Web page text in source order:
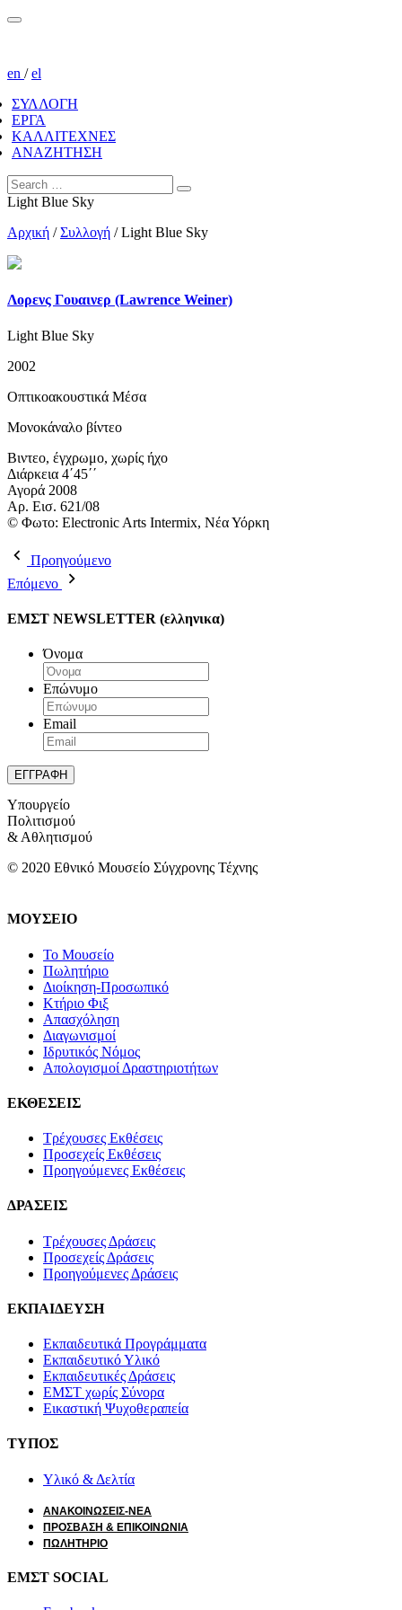
en /el
ΣΥΛΛΟΓΗ
ΕΡΓΑ
ΚΑΛΛΙΤΕΧΝΕΣ
ΑΝΑΖΗΤΗΣΗ
Light Blue Sky
Αρχική /Συλλογή /Light Blue Sky
Λορενς Γουαινερ (Lawrence Weiner)
Light Blue Sky
2002
Οπτικοακουστικά Μέσα
Μονοκάναλο βίντεο
Βιντεο, έγχρωμο, χωρίς ήχο
Διάρκεια 4΄45΄΄
Αγορά 2008
Aρ. Εισ. 621/08
© Φωτο: Electronic Arts Intermix, Νέα Υόρκη
Προηγούμενο
Επόμενο
ΕΜΣΤ NEWSLETTER (ελληνικα)
Όνομα
Επώνυμο
Email
Υπουργείο
Πολιτισμού
& Αθλητισμού
© 2020 Εθνικό Μουσείο Σύγχρονης Τέχνης
ΜΟΥΣΕΙΟ
Το Μουσείο
Πωλητήριο
Διοίκηση-Προσωπικό
Κτήριο Φιξ
Απασχόληση
Διαγωνισμοί
Ιδρυτικός Νόμος
Απολογισμοί Δραστηριοτήτων
ΕΚΘΕΣΕΙΣ
Τρέχουσες Εκθέσεις
Προσεχείς Εκθέσεις
Προηγούμενες Εκθέσεις
ΔΡΑΣΕΙΣ
Τρέχουσες Δράσεις
Προσεχείς Δράσεις
Προηγούμενες Δράσεις
ΕΚΠΑΙΔΕΥΣΗ
Εκπαιδευτικά Προγράμματα
Εκπαιδευτικό Υλικό
Εκπαιδευτικές Δράσεις
ΕΜΣΤ χωρίς Σύνορα
Εικαστική Ψυχοθεραπεία
ΤΥΠΟΣ
Υλικό & Δελτία
ΑΝΑΚΟΙΝΩΣΕΙΣ-ΝΕΑ
ΠΡΟΣΒΑΣΗ & ΕΠΙΚΟΙΝΩΝΙΑ
ΠΩΛΗΤΗΡΙΟ
ΕΜΣΤ SOCIAL